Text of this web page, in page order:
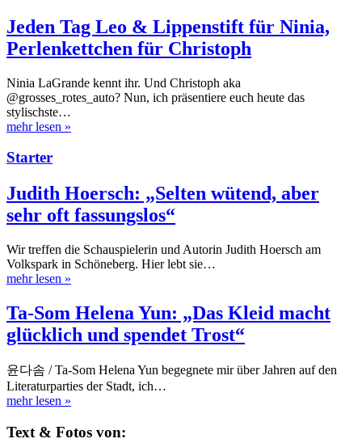
Jeden Tag Leo & Lippenstift für Ninia,
Perlenkettchen für Christoph
Ninia LaGrande kennt ihr. Und Christoph aka
@grosses_rotes_auto? Nun, ich präsentiere euch heute das
stylischste…
mehr lesen »
Starter
Judith Hoersch: „Selten wütend, aber
sehr oft fassungslos“
Wir treffen die Schauspielerin und Autorin Judith Hoersch am
Volkspark in Schöneberg. Hier lebt sie…
mehr lesen »
Ta-Som Helena Yun: „Das Kleid macht
glücklich und spendet Trost“
윤다솜 / Ta-Som Helena Yun begegnete mir über Jahren auf den
Literaturparties der Stadt, ich…
mehr lesen »
Text & Fotos von: